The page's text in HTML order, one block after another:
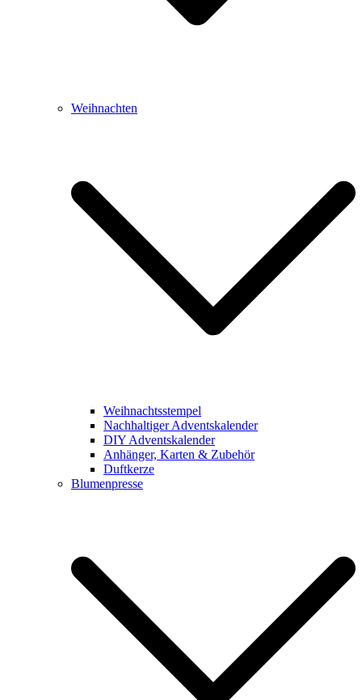
Weihnachten
Weihnachtsstempel
Nachhaltiger Adventskalender
DIY Adventskalender
Anhänger, Karten & Zubehör
Duftkerze
Blumenpresse